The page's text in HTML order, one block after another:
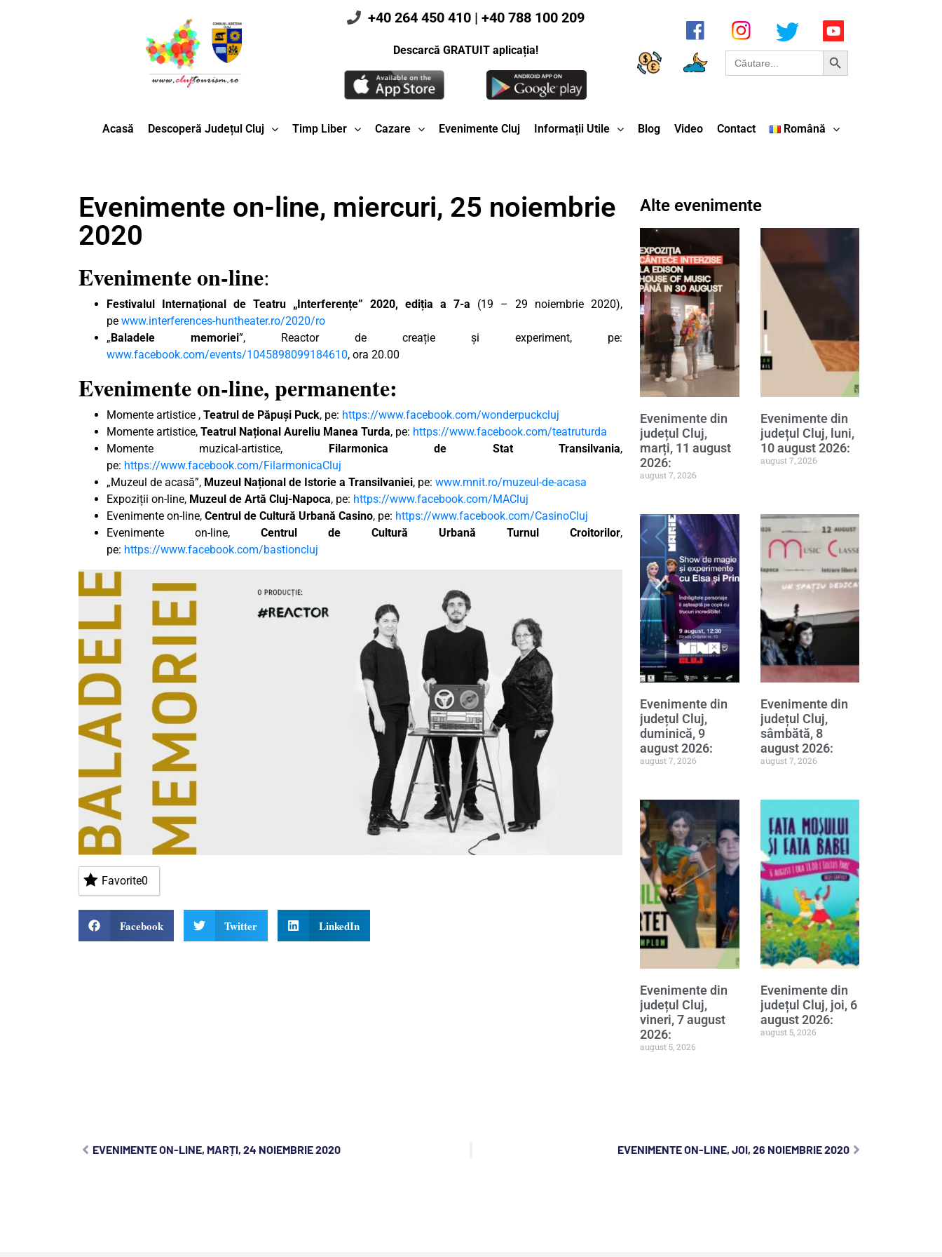
+40 264 450 410 | +40 788 100 209
Descarcă GRATUIT aplicația! Search
for:
Search Button
Acasă Descoperă Județul Cluj Timp Liber Cazare Evenimente Cluj Informații Utile Blog Video Contact Română
Evenimente on-line, miercuri, 25 noiembrie
2020
Evenimente on-line:
Festivalul Internațional de Teatru „Interferențe” 2020, ediția a 7-a (19 – 29 noiembrie 2020),
pe www.interferences-huntheater.ro/2020/ro
„ Baladele memoriei”, Reactor de creație și experiment, pe:
www.facebook.com/events/1045898099184610, ora 20.00
Evenimente on-line, permanente:
Momente artistice , Teatrul de Păpuși Puck, pe: https://www.facebook.com/wonderpuckcluj
Momente artistice, Teatrul Național Aureliu Manea Turda, pe: https://www.facebook.com/teatruturda
Momente muzical-artistice,
Filarmonica de Stat Transilvania,
pe: https://www.facebook.com/FilarmonicaCluj
„Muzeul de acasă”, Muzeul Național de Istorie a Transilvaniei, pe: www.mnit.ro/muzeul-de-acasa
Expoziții on-line, Muzeul de Artă Cluj-Napoca, pe: https://www.facebook.com/MACluj
Evenimente on-line, Centrul de Cultură Urbană Casino, pe: https://www.facebook.com/CasinoCluj
Evenimente on-line, Centrul de Cultură Urbană Turnul Croitorilor,
pe: https://www.facebook.com/bastioncluj
Favorite0
Facebook Twitter LinkedIn
Alte evenimente
Evenimente din
județul Cluj,
marți, 11 august
2026:
august 7, 2026
Evenimente din
județul Cluj, luni,
10 august 2026:
august 7, 2026
Evenimente din
județul Cluj,
duminică, 9
august 2026:
august 7, 2026
Evenimente din
județul Cluj,
sâmbătă, 8
august 2026:
august 7, 2026
Evenimente din
județul Cluj,
vineri, 7 august
2026:
august 5, 2026
Evenimente din
județul Cluj, joi, 6
august 2026:
august 5, 2026
EVENIMENTE ON-LINE, MARȚI, 24 NOIEMBRIE 2020 EVENIMENTE ON-LINE, JOI, 26 NOIEMBRIE 2020